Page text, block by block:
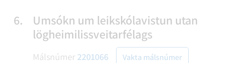
6.
Umsókn um leikskólavistun utan
lögheimilissveitarfélags
Málsnúmer 2201066 Vakta málsnúmer